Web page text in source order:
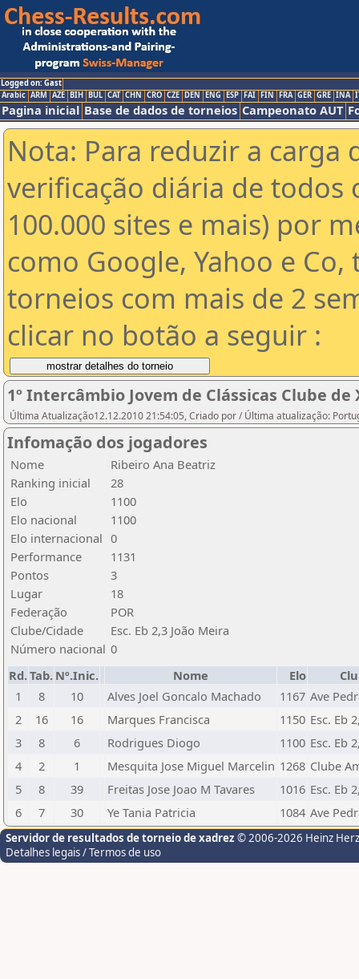
Logged on: Gast
Arabic ARM AZE BIH BUL CAT CHN CRO CZE DEN ENG ESP FAI FIN FRA GER GRE INA
Pagina inicial Base de dados de torneios Campeonato AUT
Nota: Para reduzir a carga
verificação diária de todos
100.000 sites e mais) por
como Google, Yahoo e
torneios com mais de 2
clicar no botão a seguir :
1º Intercâmbio Jovem de Clássicas Clube
Última Atualização12.12.2010 21:54:05, Criado por / Última atualização:
Infomação dos jogadores
Nome
Ribeiro Ana Beatriz
Ranking inicial
28
Elo
1100
Elo nacional
1100
Elo internacional 0
Performance
1131
Pontos
3
Lugar
18
Federação
POR
Clube/Cidade
Esc. Eb 2,3 João Meira
Número nacional 0
Rd.Tab. Nº.Inic. Nome Elo
1
8 10 Alves Joel Goncalo Machado 1167 Ave
2
16 16 Marques Francisca 1150 Esc. Eb
3
8 6 Rodrigues Diogo 1100 Esc. Eb
4
2 1 Mesquita Jose Miguel Marcelin 1268 Clube
5
8 39 Freitas Jose Joao M Tavares 1016 Esc. Eb
6
7 30 Ye Tania Patricia 1084 Ave
Servidor de resultados de torneio de xadrez © 2006-2026 Heinz
Detalhes legais / Termos de uso